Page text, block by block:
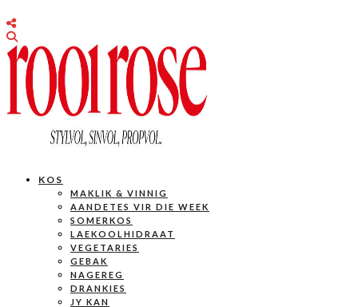
KOS
MAKLIK & VINNIG
AANDETES VIR DIE WEEK
SOMERKOS
LAEKOOLHIDRAAT
VEGETARIES
GEBAK
NAGEREG
DRANKIES
JY KAN